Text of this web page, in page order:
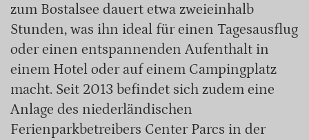
zum Bostalsee dauert etwa zweieinhalb
Stunden, was ihn ideal für einen Tagesausflug
oder einen entspannenden Aufenthalt in
einem Hotel oder auf einem Campingplatz
macht. Seit 2013 befindet sich zudem eine
Anlage des niederländischen
Ferienparkbetreibers Center Parcs in der